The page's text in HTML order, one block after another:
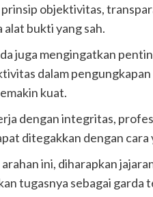
objektivitas,
alat bukti yang sah.
juga mengingatkan
dalam
kuat.
dengan integritas,
ditegakkan dengan cara
ini, diharapkan
tugasnya sebagai